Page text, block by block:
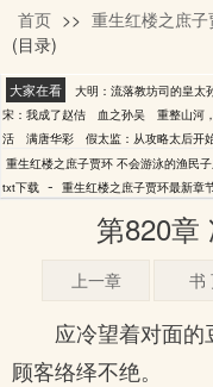
不会游泳的渔民子弟
首页 >> 重生红楼之庶子
(目录)
大家在看 大明：流落教坊司的皇太
宋：我成了赵佶
血之孙吴 重整山河
活
满唐华彩
假太监：从攻略太后开
重生红楼之庶子贾环 不会游泳的渔民
txt下载 - 重生红楼之庶子贾环最新章
第820章
上一章 书
应冷望着对面
顾客络绎不绝。